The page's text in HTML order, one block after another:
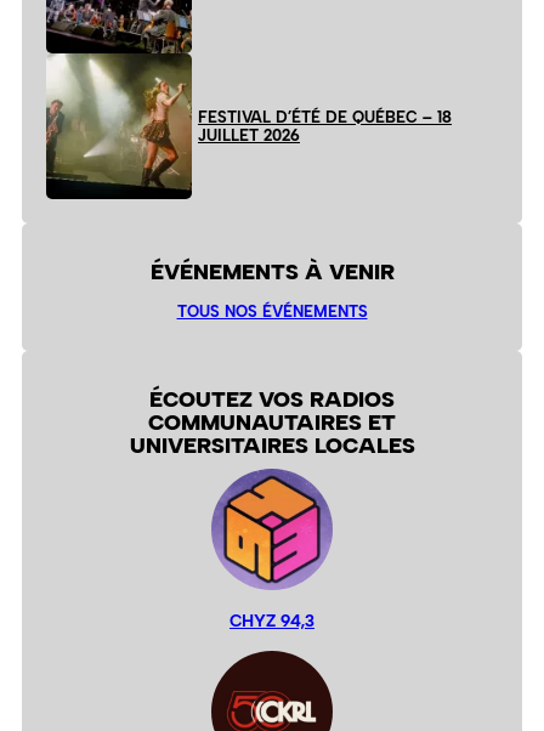
FESTIVAL D’ÉTÉ DE QUÉBEC – 18
JUILLET 2026
ÉVÉNEMENTS À VENIR
TOUS NOS ÉVÉNEMENTS
ÉCOUTEZ VOS RADIOS
COMMUNAUTAIRES ET
UNIVERSITAIRES LOCALES
CHYZ 94,3